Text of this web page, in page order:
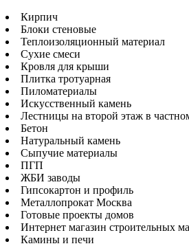
Кирпич
Блоки стеновые
Теплоизоляционный материал
Сухие смеси
Кровля для крыши
Плитка тротуарная
Пиломатериалы
Искусственный камень
Лестницы на второй этаж в
Бетон
Натуральный камень
Сыпучие материалы
ПГП
ЖБИ заводы
Гипсокартон и профиль
Металлопрокат Москва
Готовые проекты домов
Интернет магазин строительных
Камины и печи